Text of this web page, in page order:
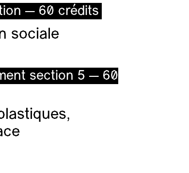
— 60 crédits
sociale
section 5 — 60